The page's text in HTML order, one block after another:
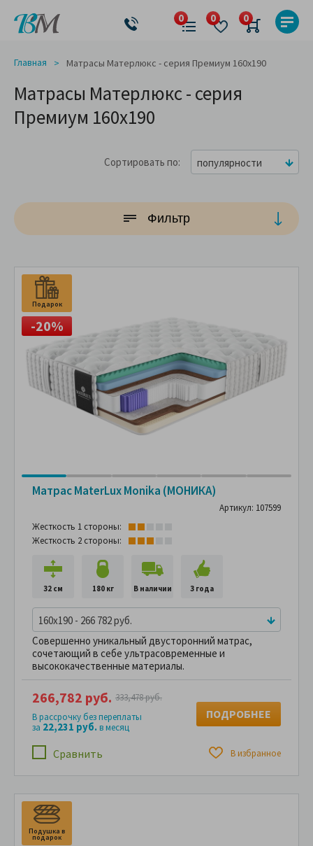
Главная Матрасы Матерлюкс - серия Премиум 160x190
Матрасы Матерлюкс - серия
Премиум 160x190
Сортировать по популярности
Фильтр
Подарок
-20%
Матрас MaterLux Monika (МОНИКА)
Артикул: 107599
Жесткость 1 стороны:
Жесткость 2 стороны:
32 см 180 кг В наличии 3 года
160x190 - 266 782 руб.
Совершенно уникальный двусторонний матрас,
сочетающий в себе ультрасовременные и
высококачественные материалы.
Сравнить В избранное
266,782 руб. 333,478 руб.
В рассрочку без переплаты
за 22,231 руб.в месяц
ПОДРОБНЕЕ
Подушка в
подарок